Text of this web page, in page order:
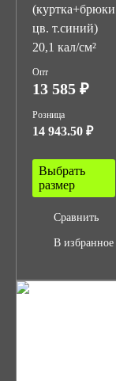
(куртка+брюки
цв. т.синий)
20,1 кал/см²
Опт
13 585 ₽
Розница
14 943.50 ₽
Выбрать
размер
Сравнить
В избранное